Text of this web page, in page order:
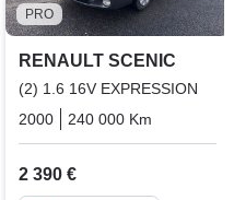
Diesel
PRO
RENAULT SCENIC
(2) 1.6 16V EXPRESSION
2000
240 000 Km
2 390 €